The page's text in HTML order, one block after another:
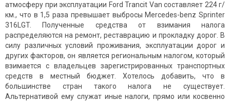
атмосферу при эксплуатации Ford Trancit Van составляет 224 г/
км., что в 1,5 раза превышает выбросы Mercedes-benz Sprinter
316LGT. Полученные средства от взимания налога
распределяются на ремонт, реставрацию и прокладку дорог. В
силу различных условий проживания, эксплуатации дорог и
других факторов, он является региональным налогом, который
взимается с владельцев зарегистрированных транспортных
средств в местный бюджет. Хотелось добавить, что в
большинстве стран такого налога не существует.
Альтернативой ему служат иные налоги, прямо или косвенно